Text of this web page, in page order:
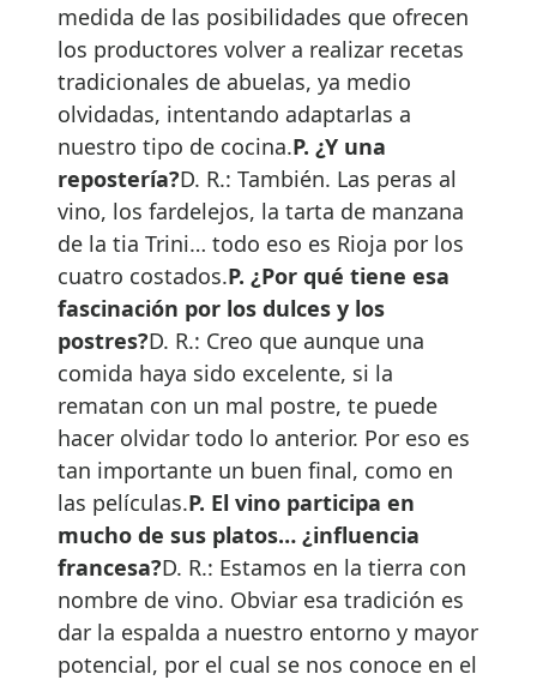
medida de las posibilidades que ofrecen
los productores volver a realizar recetas
tradicionales de abuelas, ya medio
olvidadas, intentando adaptarlas a
nuestro tipo de cocina.P. ¿Y una
repostería?D. R.: También. Las peras al
vino, los fardelejos, la tarta de manzana
de la tia Trini… todo eso es Rioja por los
cuatro costados.P. ¿Por qué tiene esa
fascinación por los dulces y los
postres?D. R.: Creo que aunque una
comida haya sido excelente, si la
rematan con un mal postre, te puede
hacer olvidar todo lo anterior. Por eso es
tan importante un buen final, como en
las películas.P. El vino participa en
mucho de sus platos… ¿influencia
francesa?D. R.: Estamos en la tierra con
nombre de vino. Obviar esa tradición es
dar la espalda a nuestro entorno y mayor
potencial, por el cual se nos conoce en el